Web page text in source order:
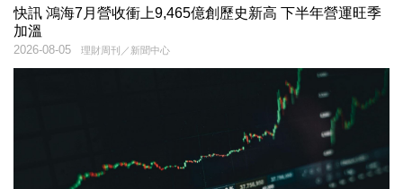
快訊 鴻海7月營收衝上9,465億創歷史新高 下半年營運旺季
加溫
理財周刊／新聞中心
2026-08-05